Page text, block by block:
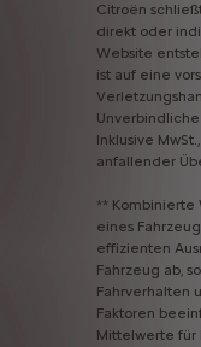
Citroën
direkt oder
Website
ist auf eine
Unverbindliche
Inklusive MwSt.,
anfallender
** Kombinierte
eines
effizienten
Fahrzeug ab,
Fahrverhalten
Faktoren
Mittelwerte für